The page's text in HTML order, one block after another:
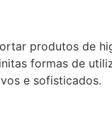
produtos de
formas de
e sofisticados.